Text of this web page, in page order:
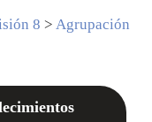
8 > Agrupación